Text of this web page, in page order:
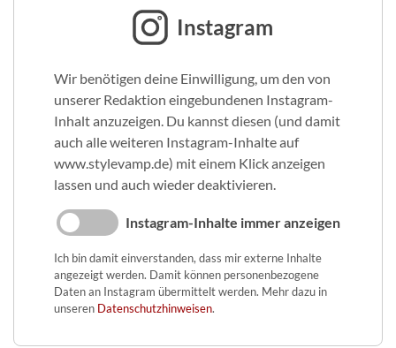
Instagram
Wir benötigen deine Einwilligung, um den von
unserer Redaktion eingebundenen Instagram-
Inhalt anzuzeigen. Du kannst diesen (und damit
auch alle weiteren Instagram-Inhalte auf
www.stylevamp.de) mit einem Klick anzeigen
lassen und auch wieder deaktivieren.
Instagram-Inhalte immer anzeigen
Ich bin damit einverstanden, dass mir externe Inhalte
angezeigt werden. Damit können personenbezogene
Daten an Instagram übermittelt werden. Mehr dazu in
unseren Datenschutzhinweisen.